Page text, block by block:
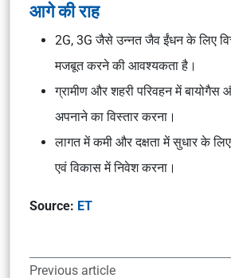
आगे की राह
2G, 3G जैसे उन्नत जैव ईंधन के लिए
मजबूत करने की आवश्यकता है।
ग्रामीण और शहरी परिवहन में बायोगैस
अपनाने का विस्तार करना।
लागत में कमी और दक्षता में सुधार के
एवं विकास में निवेश करना।
Source: ET
Previous article